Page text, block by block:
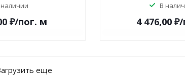
₽/пог. м
В
4 476,00
еще